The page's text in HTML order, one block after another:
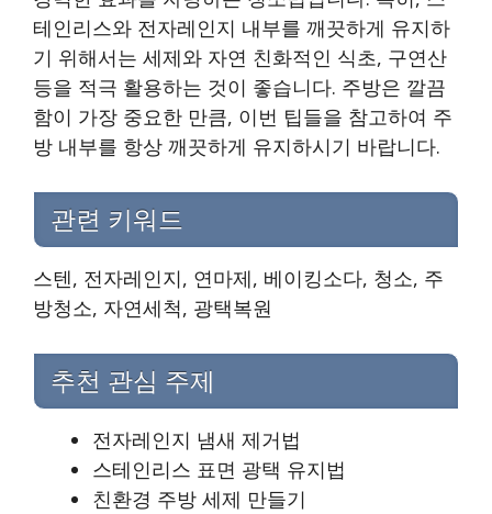
테인리스와 전자레인지 내부를 깨끗하게 유지하
기 위해서는 세제와 자연 친화적인 식초, 구연산
등을 적극 활용하는 것이 좋습니다. 주방은 깔끔
함이 가장 중요한 만큼, 이번 팁들을 참고하여 주
방 내부를 항상 깨끗하게 유지하시기 바랍니다.
관련 키워드
스텐, 전자레인지, 연마제, 베이킹소다, 청소, 주
방청소, 자연세척, 광택복원
추천 관심 주제
전자레인지 냄새 제거법
스테인리스 표면 광택 유지법
친환경 주방 세제 만들기